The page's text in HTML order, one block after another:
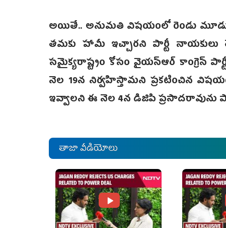
అయితే.. అనుమతి విషయంలో రెండు
తమకు హామీ ఇచ్చారని పార్టీ నాయకులు
సమైక్యరాష్ట్రం కోసం వైయస్ఆర్‌ కాంగ్రెస్‌
నెల 19న నిర్వహిస్తామని ప్రకటించిన
ఇవ్వాలని ఈ నెల 4న డిజిపి ప్రసాదరావును
తాజా వీడియోలు